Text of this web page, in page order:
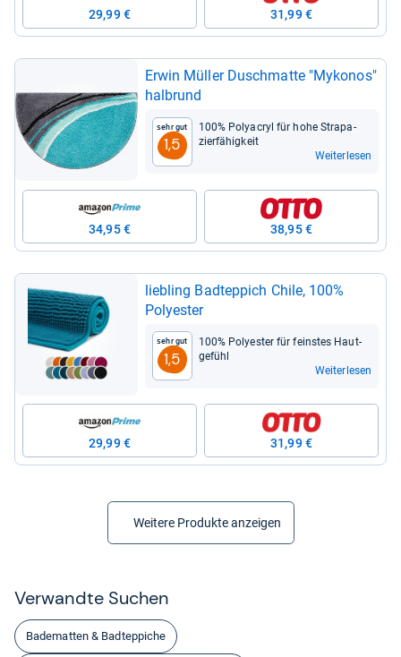
29,99 € 31,99 €
Erwin Mül­ler Duschmatte "Myko­nos"
halb­rund
Sehr gut
1,5
100% Poly­acryl für hohe Stra­pa­
zier­fä­hig­keit
Weiterlesen
34,95 € 38,95 €
lieb­ling Bad­t­ep­pich Chile, 100%
Poly­es­ter
Sehr gut
1,5
100% Poly­es­ter für feins­tes Haut­
ge­fühl
Weiterlesen
29,99 € 31,99 €
Weitere Produkte anzeigen
Ver­wandte Suchen
Badematten & Badteppiche